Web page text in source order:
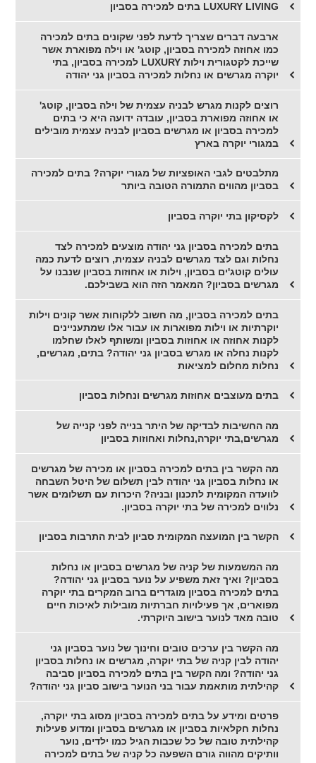
LUXURY LIVING בתים למכירה בסביון
ארבעה דברים שצריך לדעת לפני שקונים בתים למכירה
כמו אחוזה למכירה בסביון, קוטג' או וילה מפוארת אשר
שייכת לקטגורית וילות LUXURY למכירה בסביון, בתי
יוקרה מגרשים או נחלות למכירה בסביון גני יהודה
רוצים לקנות מגרש לבניה עצמית של וילה בסביון, קוטג'
או אחוזה מפוארת בסביון, עובדה ידועה היא כי בתים
למכירה בסביון או מגרשים בסביון לבניה עצמית מובילים
במגורי יוקרה בארץ
מתלבטים לגבי האופציות של מגורי יוקרה? בתים למכירה
בסביון מהווים התמורה הטובה ביותר
לקסיקון בתי יוקרה בסביון
בתים למכירה בסביון גני יהודה מוצעים למכירה לצד
נחלות וגם לצד מגרשים לבניה עצמית, רוצים לדעת כמה
עולים קוטג'ים בסביון, וילות או אחוזות בסביון שנבנו על
מגרשים בסביון? המאמר הזה הוא בשבילכם.
בתים למכירה בסביון, מה חשוב ללקוחות אשר קונים וילות
יוקרתיות או וילות מפוארות או עבור אלו שמתעניינים
לקנות אחוזה או אחוזות בסביון ומשותף לאלו שחלמו
לקנות נחלה או מגרש בסביון גני יהודה? בתים, מגרשים,
נחלות מחלום למציאות
בתים מעוצבים אחוזות מגרשים ונחלות בסביון
מה החשיבות לבדיקה של היתר בנייה לפני קנייה של
מגרשים,בתי יוקרה,נחלות ואחוזות בסביון
מה הקשר בין בתים למכירה בסביון או מכירה של מגרשים
או נחלות בסביון גני יהודה לבין תשלום של היטל השבחה
לוועדה המקומית לתכנון ובניה? היכרות עם תשלומים אשר
נלווים למכירה של בתי יוקרה בסביון.
הקשר בין המועצה המקומית סביון לבית התרבות בסביון
מה המשמעות של קניה של מגרשים בסביון או נחלות
בסביון? ואיך זאת משפיע על נוער בסביון גני יהודה?
בתים למכירה בסביון מוגדרים ברוב המקרים בתי יוקרה
מפוארים, אך פעילויות חברתיות מובילות לאיכות חיים
טובה מאד לנוער בישוב היוקרתי.
מה הקשר בין ערכים טובים וחינוך של נוער בסביון גני
יהודה לבין קניה של בתי יוקרה, מגרשים או נחלות בסביון
גני יהודה? ומה הקשר בין בתים למכירה בסביון סביבה
קהילתית מותאמת עבור בני הנוער בישוב סביון גני יהודה?
פרטים ומידע על בתים למכירה בסביון מסוג בתי יוקרה,
נחלות חקלאיות בסביון או מגרשים בסביון ומדוע פעילות
קהילתית טובה של כל שכבות הגיל כמו ילדים, נוער
וותיקים מהווה גורם השפעה כל קניה של בתים למכירה